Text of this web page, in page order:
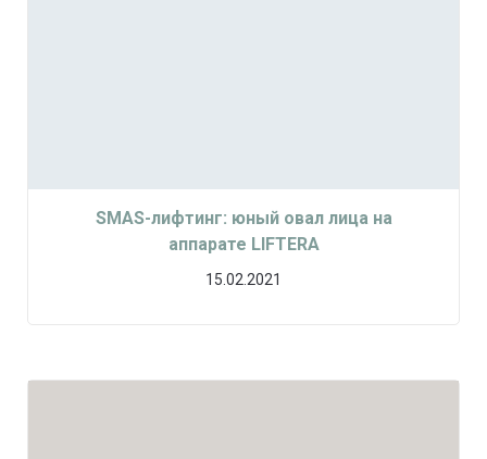
SMAS-лифтинг: юный овал лица на
аппарате LIFTERA
15.02.2021